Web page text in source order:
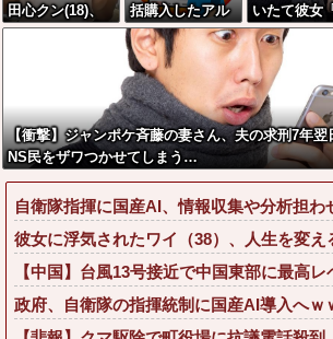
田心クン(18)、
筋トレした結果
括購入したアル
ファード素
敵！」←レンタ
カーだろと批判
殺到
いたて彼女
めーんちょ
ツ散らかって
けど上がって
～！」←お
だったらコ
れる
か？？？？
【衝撃】ジャンポケ斉藤の妻さん、夫の求刑7年
NS民をザワつかせてしまう…
自衛隊指揮に国産AI、情報収集や分析担わ
彼女に浮気されたワイ（38）、人生を変え
【中国】台風13号接近で中国東部に最高
政府、自衛隊の指揮統制に国産AI導入へｗ